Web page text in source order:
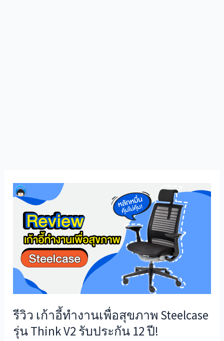
รีวิว เก้าอี้ทำงานเพื่อสุขภาพ Steelcase
รุ่น Think V2 รับประกัน 12 ปี!
รีวิว
เก้าอี้
ทำงาน
เพื่อ
สุขภาพ
Steelcase
รุ่น
Think
รับ
ประกัน